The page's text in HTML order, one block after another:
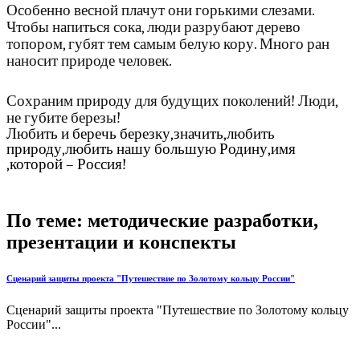
Особенно весной плачут они горькими слезами.
Чтобы напиться сока, люди разрубают дерево
топором, губят тем самым белую кору. Много ран
наносит природе человек.
Сохраним природу для будущих поколений! Люди,
не губите березы!
Любить и беречь березку,значить,любить
природу,любить нашу большую Родину,имя
,которой – Россия!
По теме: методические разработки,
презентации и конспекты
Сценарий защиты проекта "Путешествие по Золотому кольцу России"
Сценарий защиты проекта "Путешествие по Золотому кольцу
России"...